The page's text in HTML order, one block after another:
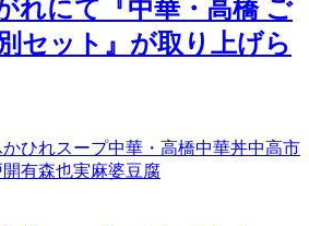
れにて『中華・高橋 ご
セット』が取り上げら
かひれスープ中華・高橋中華丼中高市
有森也実麻婆豆腐